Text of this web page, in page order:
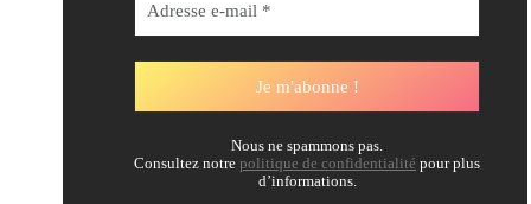
Nous ne spammons pas.
Consultez notre politique de confidentialité pour plus
d’informations.